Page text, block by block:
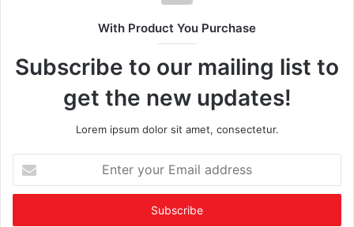
With Product You Purchase
Subscribe to our mailing list to
get the new updates!
Lorem ipsum dolor sit amet, consectetur.
your
Email